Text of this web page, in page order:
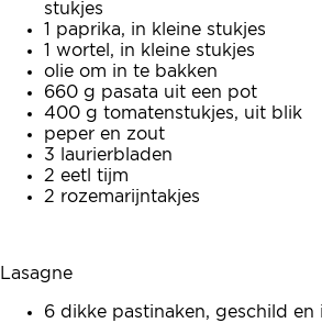
stukjes
1 paprika, in kleine stukjes
1 wortel, in kleine stukjes
olie om in te bakken
660 g pasata uit een pot
400 g tomatenstukjes, uit blik
peper en zout
3 laurierbladen
2 eetl tijm
2 rozemarijntakjes
Lasagne
6 dikke pastinaken, geschild en